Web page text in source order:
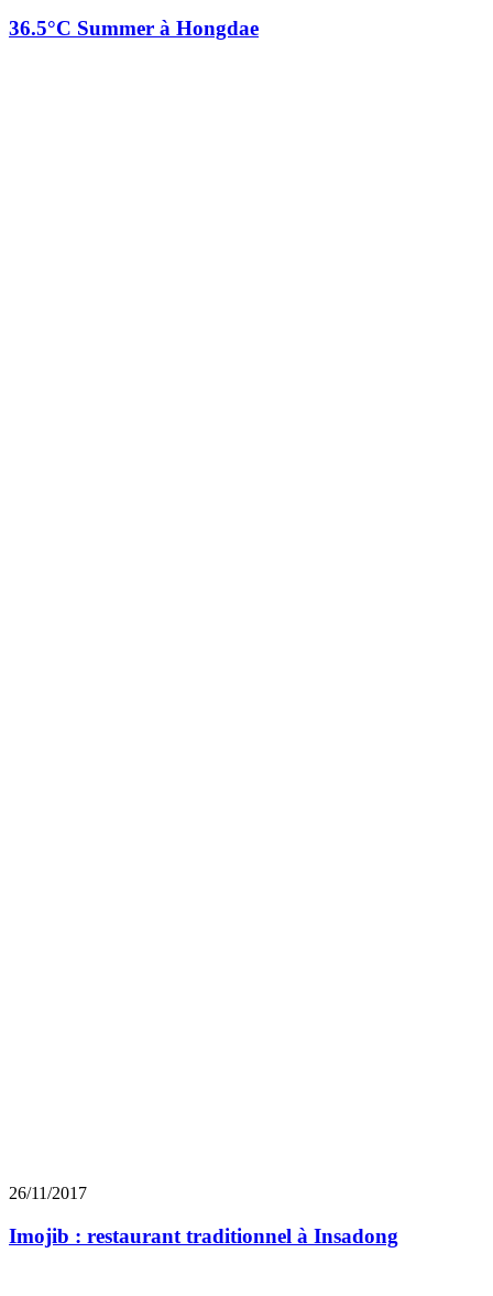
36.5°C Summer à Hongdae
26/11/2017
Imojib : restaurant traditionnel à Insadong